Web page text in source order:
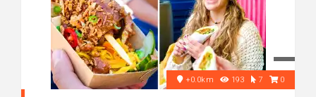
+0.0km 193 7 0